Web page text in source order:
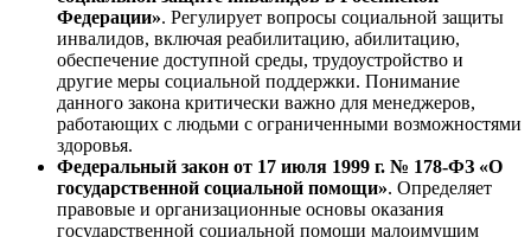
Федерации». Регулирует вопросы социальной защиты
инвалидов, включая реабилитацию, абилитацию,
обеспечение доступной среды, трудоустройство и
другие меры социальной поддержки. Понимание
данного закона критически важно для менеджеров,
работающих с людьми с ограниченными возможностями
здоровья.
Федеральный закон от 17 июля 1999 г. № 178-ФЗ «О
государственной социальной помощи». Определяет
правовые и организационные основы оказания
государственной социальной помощи малоимущим